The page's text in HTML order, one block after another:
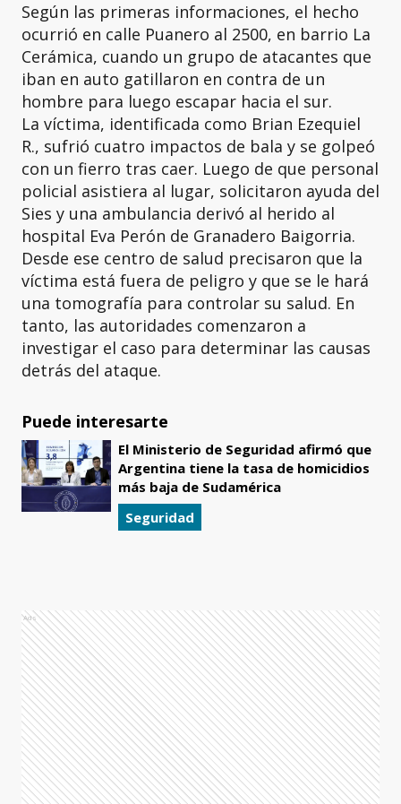
Según las primeras informaciones, el hecho
ocurrió en calle Puanero al 2500, en barrio La
Cerámica, cuando un grupo de atacantes que
iban en auto gatillaron en contra de un
hombre para luego escapar hacia el sur.
La víctima, identificada como Brian Ezequiel
R., sufrió cuatro impactos de bala y se golpeó
con un fierro tras caer. Luego de que personal
policial asistiera al lugar, solicitaron ayuda del
Sies y una ambulancia derivó al herido al
hospital Eva Perón de Granadero Baigorria.
Desde ese centro de salud precisaron que la
víctima está fuera de peligro y que se le hará
una tomografía para controlar su salud. En
tanto, las autoridades comenzaron a
investigar el caso para determinar las causas
detrás del ataque.
Puede interesarte
El Ministerio de Seguridad afirmó que
Argentina tiene la tasa de homicidios
más baja de Sudamérica
Seguridad
Ads